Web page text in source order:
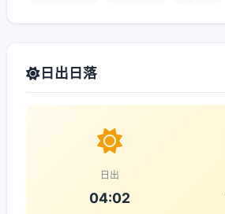
日出日落
日出
04:02